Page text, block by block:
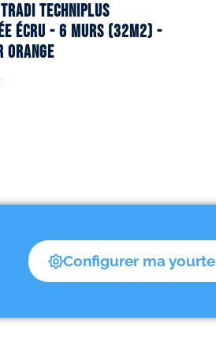
TECHNIPLUS
écru - 6 murs (32m2) -
orange
Configurer ma yourte